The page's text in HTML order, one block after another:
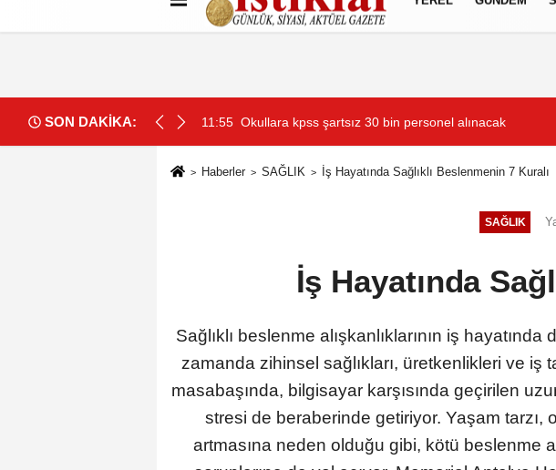
Künye İletişim Çerez Politikası
SON DAKİKA: 11:55 Okullara kpss şartsız 30 bin personel alınacak
Haberler SAĞLIK İş Hayatında Sağlıklı Beslenmenin 7 Kuralı
SAĞLIK
İş Hayatında
Sağlıklı beslenme alışkanlıklarının iş
zamanda zihinsel sağlıkları, üretkenlikleri ve iş
masabaşında, bilgisayar karşısında geçirilen
stresi de beraberinde getiriyor. Yaşam tarzı,
artmasına neden olduğu gibi, kötü beslenme